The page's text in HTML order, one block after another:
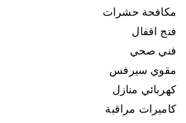
مكافحة حشرات
فتح اقفال
فني صحي
مقوي سيرفس
كهربائي منازل
كاميرات مراقبة